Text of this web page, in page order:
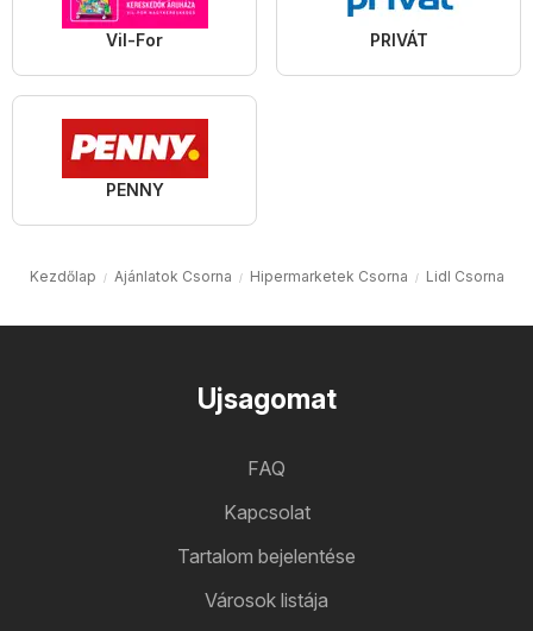
Vil-For PRIVÁT
PENNY
Kezdőlap Ajánlatok Csorna Hipermarketek Csorna Lidl Csorna
Ujsagomat
FAQ
Kapcsolat
Tartalom bejelentése
Városok listája